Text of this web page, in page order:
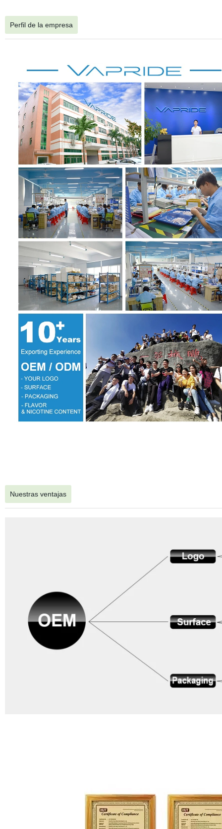
Perfil de la empresa
Nuestras ventajas